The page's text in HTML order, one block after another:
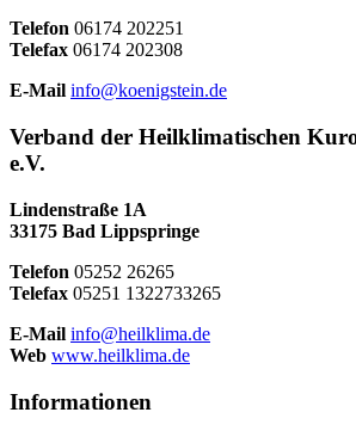
Telefon 06174 202251
Telefax 06174 202308
E-Mail info@koenigstein.de
Verband der Heilklimatischen
e.V.
Lindenstraße 1A
33175 Bad Lippspringe
Telefon 05252 26265
Telefax 05251 1322733265
E-Mail info@heilklima.de
Web www.heilklima.de
Informationen